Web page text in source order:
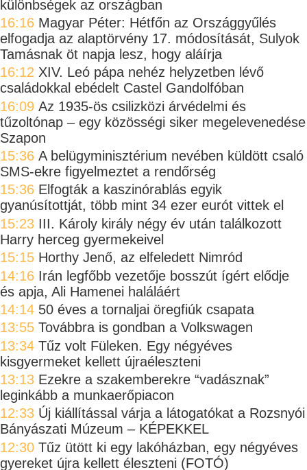
különbségek az országban
16:16 Magyar Péter: Hétfőn az Országgyűlés
elfogadja az alaptörvény 17. módosítását, Sulyok
Tamásnak öt napja lesz, hogy aláírja
16:12 XIV. Leó pápa nehéz helyzetben lévő
családokkal ebédelt Castel Gandolfóban
16:09 Az 1935-ös csilizközi árvédelmi és
tűzoltónap – egy közösségi siker megelevenedése
Szapon
15:36 A belügyminisztérium nevében küldött csaló
SMS-ekre figyelmeztet a rendőrség
15:36 Elfogták a kaszinórablás egyik
gyanúsítottját, több mint 34 ezer eurót vittek el
15:23 III. Károly király négy év után találkozott
Harry herceg gyermekeivel
15:15 Horthy Jenő, az elfeledett Nimród
14:16 Irán legfőbb vezetője bosszút ígért elődje
és apja, Ali Hamenei haláláért
14:14 50 éves a tornaljai öregfiúk csapata
13:55 Továbbra is gondban a Volkswagen
13:34 Tűz volt Füleken. Egy négyéves
kisgyermeket kellett újraéleszteni
13:13 Ezekre a szakemberekre “vadásznak”
leginkább a munkaerőpiacon
12:33 Új kiállítással várja a látogatókat a Rozsnyói
Bányászati Múzeum – KÉPEKKEL
12:30 Tűz ütött ki egy lakóházban, egy négyéves
gyereket újra kellett éleszteni (FOTÓ)